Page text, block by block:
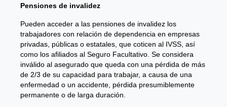
Pensiones de invalidez
Pueden acceder a las pensiones de invalidez los
trabajadores con relación de dependencia en empresas
privadas, públicas o estatales, que coticen al IVSS, así
como los afiliados al Seguro Facultativo. Se considera
inválido al asegurado que queda con una pérdida de más
de 2/3 de su capacidad para trabajar, a causa de una
enfermedad o un accidente, pérdida presumiblemente
permanente o de larga duración.